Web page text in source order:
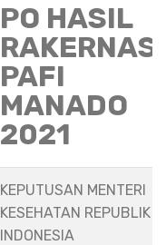
PO HASIL
RAKERNAS
PAFI
MANADO
2021
KEPUTUSAN MENTERI
KESEHATAN REPUBLIK
INDONESIA